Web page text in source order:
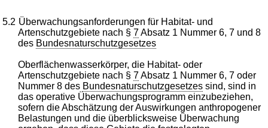
5.2 Überwachungsanforderungen für Habitat- und
Artenschutzgebiete nach §7Absatz 1 Nummer 6, 7 und 8
des Bundesnaturschutzgesetzes
Oberflächenwasserkörper, die Habitat- oder
Artenschutzgebiete nach §7Absatz 1 Nummer 6, 7 oder
Nummer 8 des Bundesnaturschutzgesetzes sind, sind in
das operative Überwachungsprogramm einzubeziehen,
sofern die Abschätzung der Auswirkungen anthropogener
Belastungen und die überblicksweise Überwachung